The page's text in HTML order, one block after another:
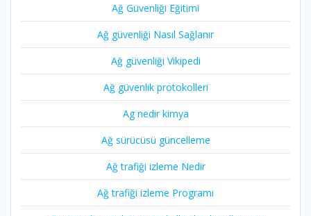
Ağ Güvenliği Eğitimi
Ağ güvenliği Nasıl Sağlanır
Ağ güvenliği Vikipedi
Ağ güvenlik protokolleri
Ag nedir kimya
Ağ sürücüsü güncelleme
Ağ trafiği izleme Nedir
Ağ trafiği izleme Programı